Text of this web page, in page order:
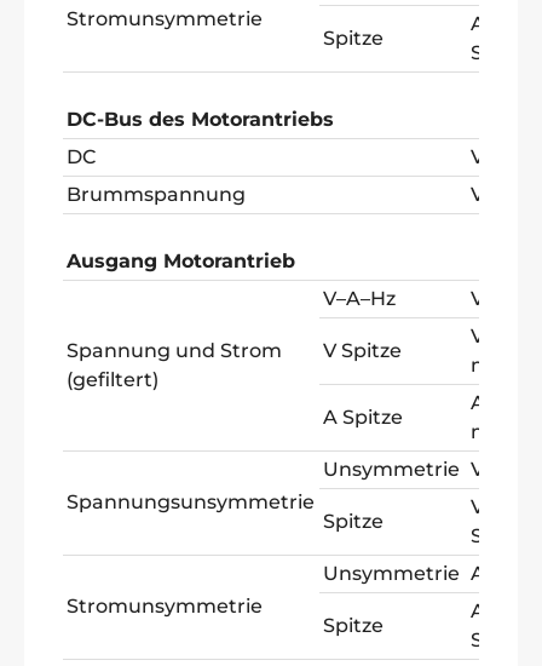
Stromunsymmetrie
Spitze
A
Spitze
DC-Bus des Motorantriebs
DC
V DC
Brummspannung
V AC
Ausgang Motorantrieb
Spannung und Strom
(gefiltert)
V–A–Hz V
V Spitze
V
max
A Spitze
A
max
Spannungsunsymmetrie
Unsymmetrie V
Spitze
V
Spitze
Stromunsymmetrie
Unsymmetrie A AC +
Spitze
A
Spitze